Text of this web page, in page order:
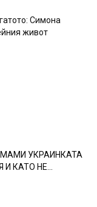
Симона
живот
УКРАИНКАТА
КАТО НЕ...